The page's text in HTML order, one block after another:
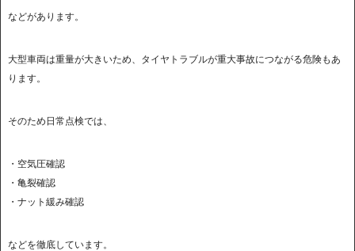
などがあります。
大型車両は重量が大きいため、タイヤトラブルが重大事故につながる危険もあ
ります。
そのため日常点検では、
・空気圧確認
・亀裂確認
・ナット緩み確認
などを徹底しています。